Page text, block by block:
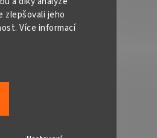
zlepšovali jeho
Více informací
gardentech.cz
531 294
228 328